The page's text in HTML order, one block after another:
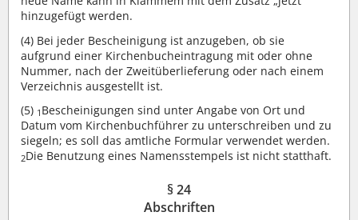
hinzugefügt werden.
(4) Bei jeder Bescheinigung ist anzugeben, ob sie
aufgrund einer Kirchenbucheintragung mit oder ohne
Nummer, nach der Zweitüberlieferung oder nach einem
Verzeichnis ausgestellt ist.
(5) 1 Bescheinigungen sind unter Angabe von Ort und
Datum vom Kirchenbuchführer zu unterschreiben und zu
siegeln; es soll das amtliche Formular verwendet werden.
2Die Benutzung eines Namensstempels ist nicht statthaft.
§ 24
Abschriften